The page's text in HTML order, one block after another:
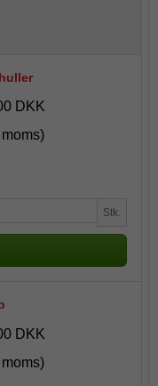
DKK
Stk.
DKK